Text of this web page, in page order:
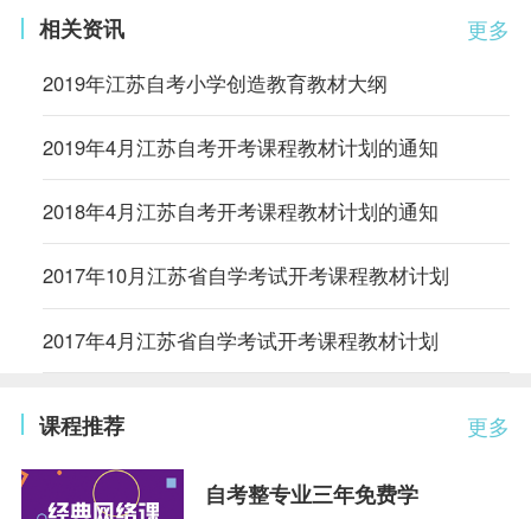
更多
相关资讯
2019年江苏自考小学创造教育教材大纲
2019年4月江苏自考开考课程教材计划的通知
2018年4月江苏自考开考课程教材计划的通知
2017年10月江苏省自学考试开考课程教材计划
2017年4月江苏省自学考试开考课程教材计划
更多
课程推荐
自考整专业三年免费学